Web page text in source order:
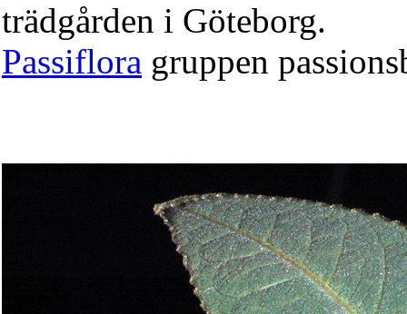
trädgården i Göteborg.
Passiflora gruppen